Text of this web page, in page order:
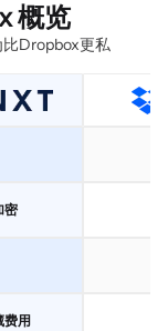
概览
Dropbox更私
密
费用